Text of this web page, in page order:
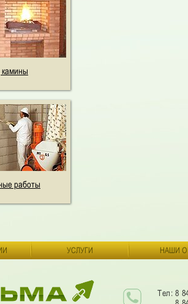
камины
работы
УСЛУГИ НАШИ
Тел: 8